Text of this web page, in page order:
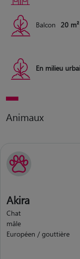
Balcon 20 m²
En milieu
Animaux
Akira
Chat
mâle
Européen / gouttière